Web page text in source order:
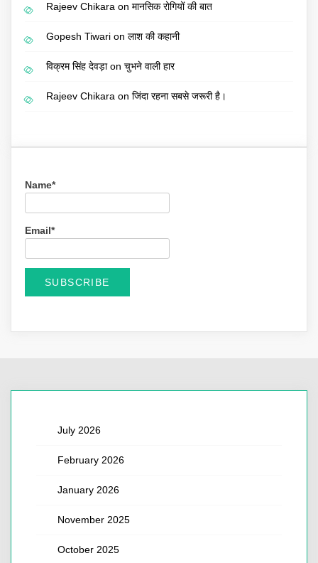
Rajeev Chikara on मानसिक रोगियों की बात
Gopesh Tiwari on लाश की कहानी
विक्रम सिंह देवड़ाon चुभने वाली हार
Rajeev Chikara on जिंदा रहना सबसे जरूरी है।
Name*
Email*
July 2026
February 2026
January 2026
November 2025
October 2025